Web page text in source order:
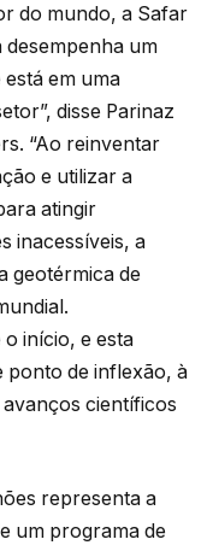
do mundo, a Safar
desempenha um
em uma
disse Parinaz
“Ao reinventar
e utilizar a
atingir
inacessíveis, a
geotérmica de
início, e esta
ponto de inflexão, à
avanços científicos
representa a
um programa de